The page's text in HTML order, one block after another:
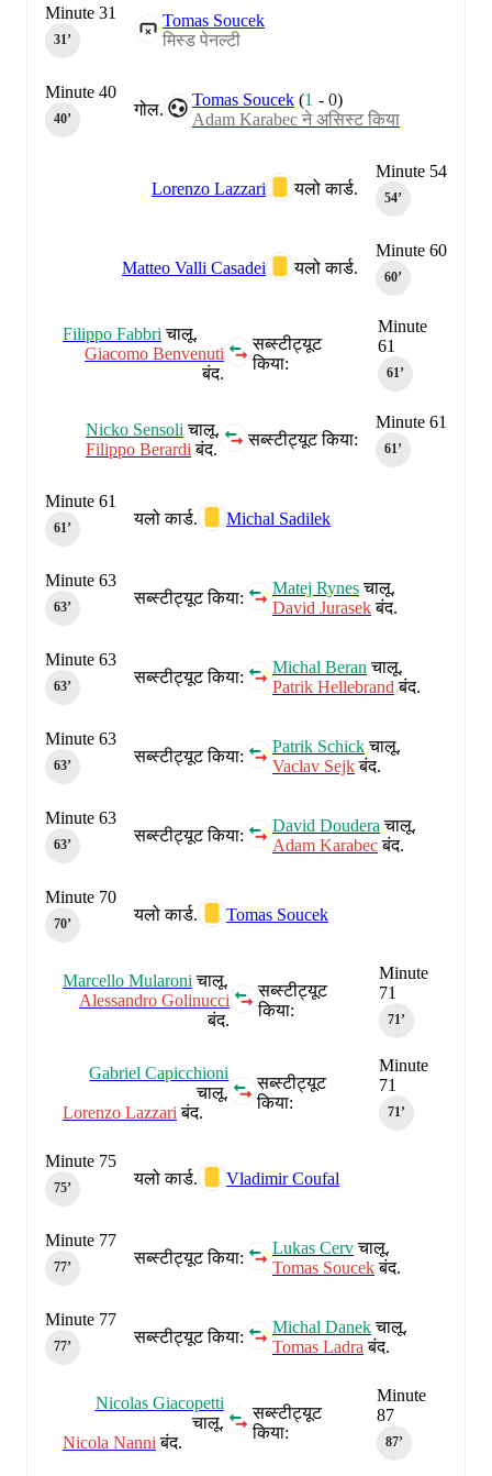
Tomas Soucek
मिस्ड पेनल्टी
Minute 31
31‎’‎
गोल.
Tomas Soucek (1 -0)
Adam Karabec ने असिस्ट किया
Minute 40
40‎’‎
Minute 54
54‎’‎
यलो कार्ड.
Lorenzo Lazzari
Minute 60
60‎’‎
यलो कार्ड.
Matteo Valli Casadei
Minute
61
61‎’‎
सब्स्टीट्यूट
किया:
Filippo Fabbri चालू.
Giacomo Benvenuti
बंद.
Minute 61
61‎’‎
सब्स्टीट्यूट किया:
Nicko Sensoli चालू.
Filippo Berardi बंद.
यलो कार्ड. Michal Sadilek
Minute 61
61‎’‎
सब्स्टीट्यूट किया:
Matej Rynesचालू.
David Jurasekबंद.
Minute 63
63‎’‎
सब्स्टीट्यूट किया:
Michal Beran चालू.
Patrik Hellebrand बंद.
Minute 63
63‎’‎
सब्स्टीट्यूट किया:
Patrik Schickचालू.
Vaclav Sejkबंद.
Minute 63
63‎’‎
सब्स्टीट्यूट किया:
David Doudera चालू.
Adam Karabecबंद.
Minute 63
63‎’‎
यलो कार्ड. Tomas Soucek
Minute 70
70‎’‎
Minute
71
71‎’‎
सब्स्टीट्यूट
किया:
Marcello Mularoni चालू.
Alessandro Golinucci
बंद.
Minute
71
71‎’‎
सब्स्टीट्यूट
किया:
Gabriel Capicchioni
चालू.
Lorenzo Lazzari बंद.
यलो कार्ड. Vladimir Coufal
Minute 75
75‎’‎
सब्स्टीट्यूट किया:
Lukas Cervचालू.
Tomas Soucekबंद.
Minute 77
77‎’‎
सब्स्टीट्यूट किया:
Michal Danekचालू.
Tomas Ladra बंद.
Minute 77
77‎’‎
Minute
87
87‎’‎
सब्स्टीट्यूट
किया:
Nicolas Giacopetti
चालू.
Nicola Nanni बंद.